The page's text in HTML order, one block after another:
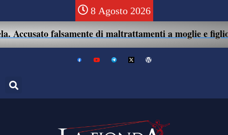
8 Agosto 2026
Accusato falsamente di maltrattamenti a moglie e figlio: